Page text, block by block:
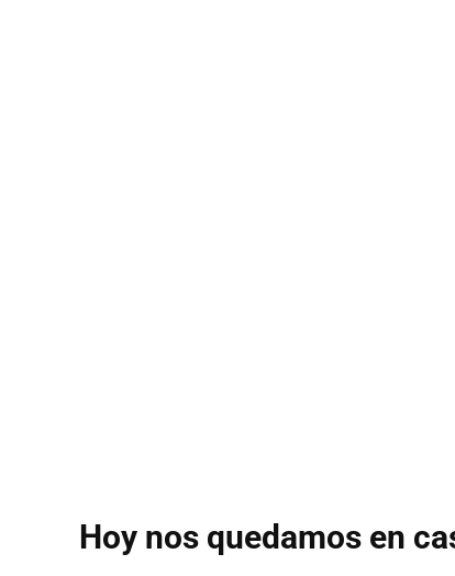
Hoy nos quedamos en